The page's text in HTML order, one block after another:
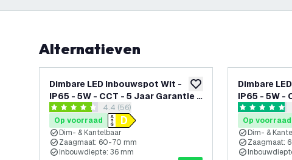
Alternatieven
toevoegen aan verlanglijst
Dimbare LED Inbouwspot Wit -
IP65 - 5W - CCT - 5 Jaar Garantie -
Geschikt voor de Badkamer
reviews drawer openen
4.4 score sterren4.4 (56)
Op voorraad
Dim- & Kantelbaar
Zaagmaat: 60-70 mm
Inbouwdiepte: 36 mm
Dimbare
IP65 - 5W -
Geschikt
4.8 score
Op voorraad
Dim- &
Zaagmaat: